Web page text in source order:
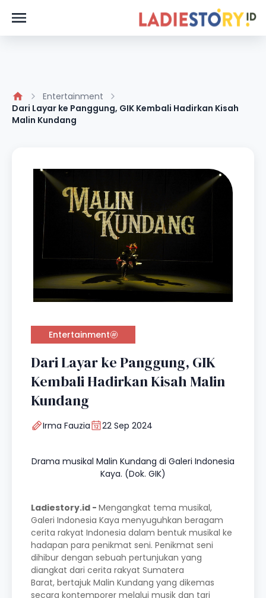
Entertainment
Dari Layar ke Panggung, GIK Kembali Hadirkan Kisah
Malin Kundang
Entertainment
Dari Layar ke Panggung, GIK
Kembali Hadirkan Kisah Malin
Kundang
Irma Fauzia 22 Sep 2024
Drama musikal Malin Kundang di Galeri Indonesia
Kaya. (Dok. GIK)
Ladiestory.id - Mengangkat tema musikal,
Galeri Indonesia Kaya menyuguhkan beragam
cerita rakyat Indonesia dalam bentuk musikal ke
hadapan para penikmat seni. Penikmat seni
dihibur dengan sebuah pertunjukan yang
diangkat dari cerita rakyat Sumatera
Barat, bertajuk Malin Kundang yang dikemas
secara kontemporer melalui musik dan tari